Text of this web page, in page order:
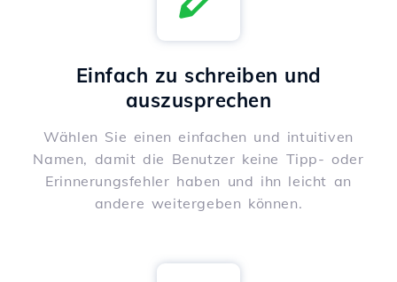
Einfach zu schreiben und
auszusprechen
Wählen Sie einen einfachen und intuitiven
Namen, damit die Benutzer keine Tipp- oder
Erinnerungsfehler haben und ihn leicht an
andere weitergeben können.